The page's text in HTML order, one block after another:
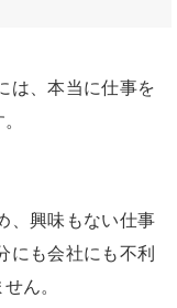
は、本当に仕事を
、興味もない仕事
にも会社にも不利
ん。